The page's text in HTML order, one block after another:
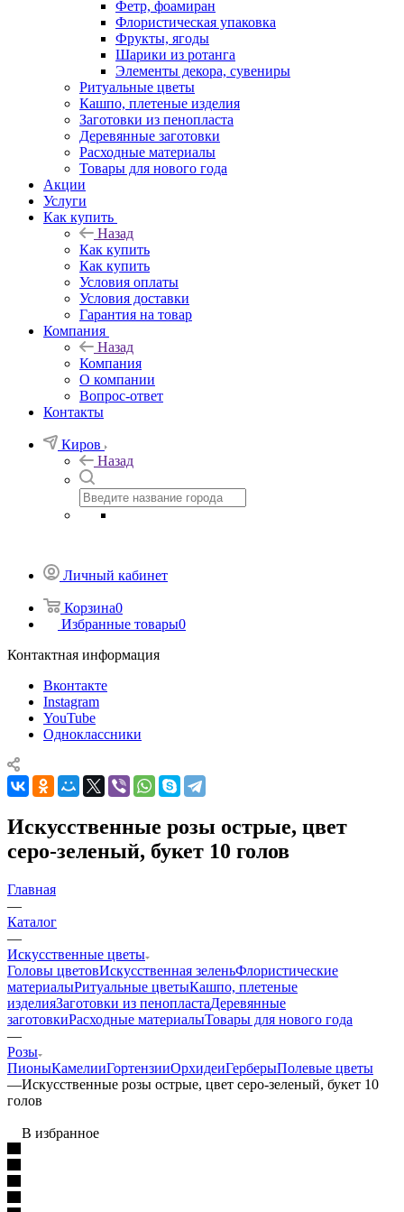
Фетр, фоамиран
Флористическая упаковка
Фрукты, ягоды
Шарики из ротанга
Элементы декора, сувениры
Ритуальные цветы
Кашпо, плетеные изделия
Заготовки из пенопласта
Деревянные заготовки
Расходные материалы
Товары для нового года
Акции
Услуги
Как купить
Назад
Как купить
Как купить
Условия оплаты
Условия доставки
Гарантия на товар
Компания
Назад
Компания
О компании
Вопрос-ответ
Контакты
Киров
Назад
Личный кабинет
Корзина0
Избранные товары0
Контактная информация
Вконтакте
Instagram
YouTube
Одноклассники
Искусственные розы острые, цвет
серо-зеленый, букет 10 голов
Главная
—
Каталог
—
Искусственные цветы
Головы цветовИскусственная зеленьФлористические
материалыРитуальные цветыКашпо, плетеные
изделияЗаготовки из пенопластаДеревянные
заготовкиРасходные материалыТовары для нового года
—
Розы
ПионыКамелииГортензииОрхидеиГерберыПолевые цветы
—Искусственные розы острые, цвет серо-зеленый, букет 10
голов
В избранное